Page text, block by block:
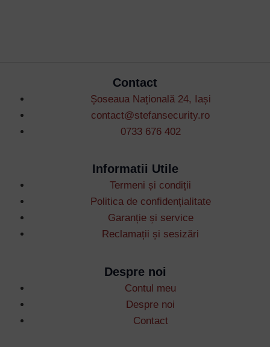
Contact
Șoseaua Națională 24, Iași
contact@stefansecurity.ro
0733 676 402
Informatii Utile
Termeni și condiții
Politica de confidențialitate
Garanție și service
Reclamații și sesizări
Despre noi
Contul meu
Despre noi
Contact